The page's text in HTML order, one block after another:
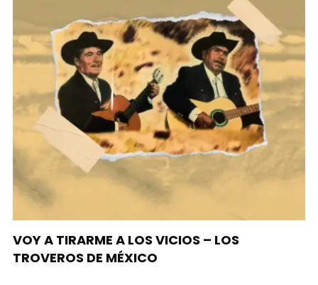
VOY A TIRARME A LOS VICIOS – LOS
TROVEROS DE MÉXICO